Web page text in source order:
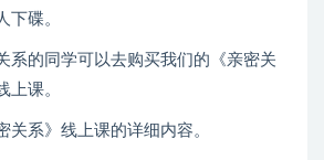
下碟。
系的同学可以去购买我们的《亲密关
上课。
关系》线上课的详细内容。